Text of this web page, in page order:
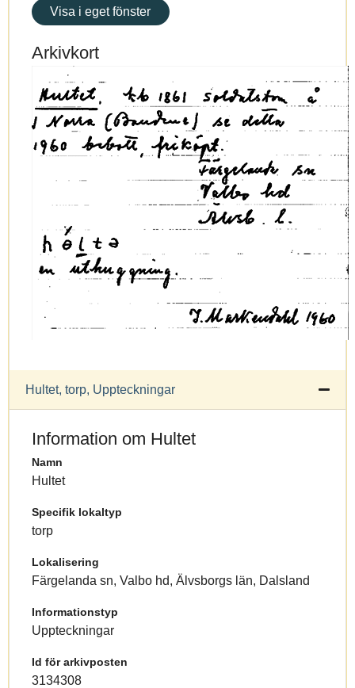
Visa i eget fönster
Arkivkort
Hultet, torp, Uppteckningar
Information om Hultet
Namn
Hultet
Specifik lokaltyp
torp
Lokalisering
Färgelanda sn, Valbo hd, Älvsborgs län, Dalsland
Informationstyp
Uppteckningar
Id för arkivposten
3134308